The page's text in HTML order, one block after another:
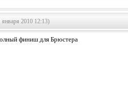
января 2010 12:13)
финиш для Брюстера